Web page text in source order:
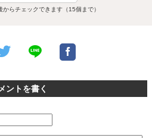
らチェックできます（15個まで）
ントを書く